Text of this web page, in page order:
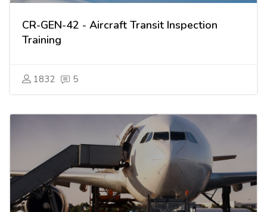
CR-GEN-42 - Aircraft Transit Inspection
Training
1832 5